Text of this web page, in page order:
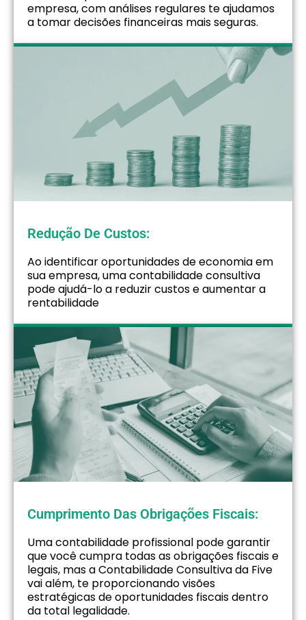
empresa, com análises regulares te ajudamos
a tomar decisões financeiras mais seguras.
Redução De Custos:
Ao identificar oportunidades de economia em
sua empresa, uma contabilidade consultiva
pode ajudá-lo a reduzir custos e aumentar a
rentabilidade
Cumprimento Das Obrigações Fiscais:
Uma contabilidade profissional pode garantir
que você cumpra todas as obrigações fiscais e
legais, mas a Contabilidade Consultiva da Five
vai além, te proporcionando visões
estratégicas de oportunidades fiscais dentro
da total legalidade.